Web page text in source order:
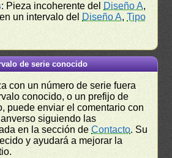
: Pieza incoherente del Diseño A,
un intervalo del Diseño A,Tipo
de serie conocido
con un número de serie fuera
conocido, o un prefijo de
puede enviar el comentario con
siguiendo las
en la sección deContacto. Su
y ayudará a mejorar la